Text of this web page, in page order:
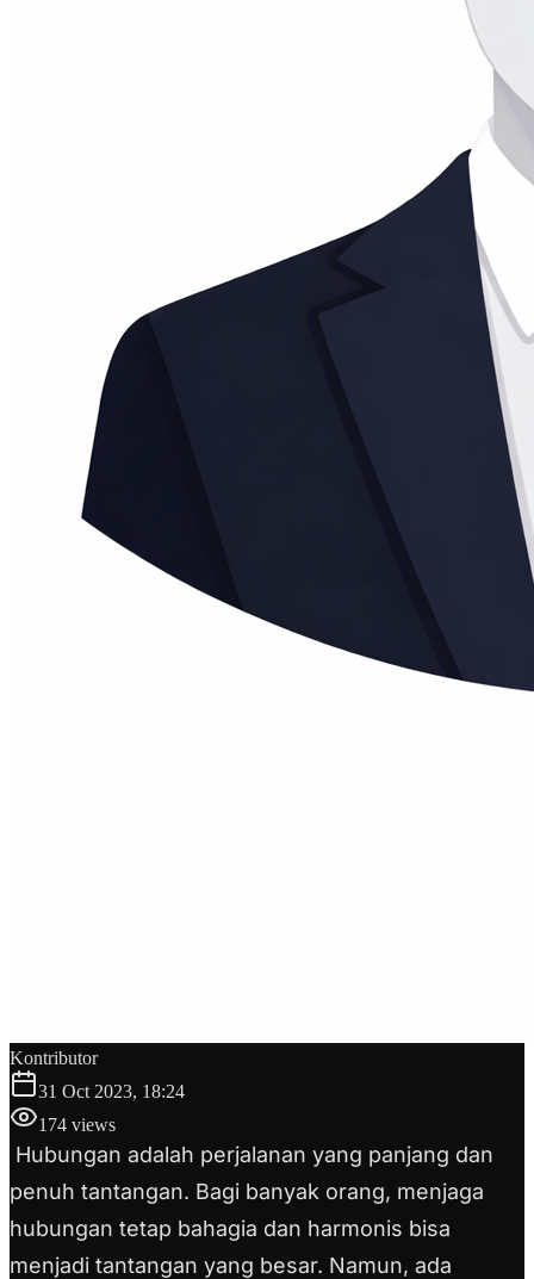
Kontributor
31 Oct 2023, 18:24
174 views
Hubungan adalah perjalanan yang panjang dan
penuh tantangan. Bagi banyak orang, menjaga
hubungan tetap bahagia dan harmonis bisa
menjadi tantangan yang besar. Namun, ada